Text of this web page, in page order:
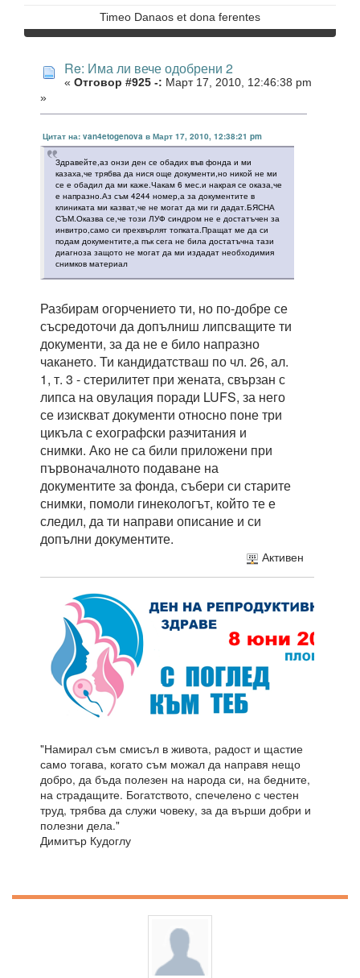
Timeo Danaos et dona ferentes
Re: Има ли вече одобрени 2
« Отговор #925 -: Март 17, 2010, 12:46:38 pm
»
Цитат на: van4etogenova в Март 17, 2010, 12:38:21 pm
Здравейте,аз онзи ден се обадих във фонда и ми
казаха,че трябва да нися още документи,но никой не ми
се е обадил да ми каже.Чакам 6 мес.и накрая се оказа,че
е напразно.Аз съм 4244 номер,а за документите в
клиниката ми казват,че не могат да ми ги дадат.БЯСНА
СЪМ.Оказва се,че този ЛУФ синдром не е достатъчен за
инвитро,само си прехвърлят топката.Пращат ме да си
подам документите,а пък сега не била достатъчна тази
диагноза защото не могат да ми издадат необходимия
снимков материал
Разбирам огорчението ти, но по-добре се
съсредоточи да допълниш липсващите ти
документи, за да не е било напразно
чакането. Ти кандидатстваш по чл. 26, ал.
1, т. 3 - стерилитет при жената, свързан с
липса на овулация поради LUFS, за него
се изискват документи относно поне три
цикъла с ехографски разчитания и
снимки. Ако не са били приложени при
първоначалното подаване на
документите за фонда, събери си старите
снимки, помоли гинекологът, който те е
следил, да ти направи описание и си
допълни документите.
Активен
"Намирал съм смисъл в живота, радост и щастие
само тогава, когато съм можал да направя нещо
добро, да бъда полезен на народа си, на бедните,
на страдащите. Богатството, спечелено с честен
труд, трябва да служи човеку, за да върши добри и
полезни дела."
Димитър Кудоглу